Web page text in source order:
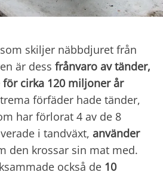
skiljer näbbdjuret från
är dess frånvaro av tänder,
cirka 120 miljoner år
förfäder hade tänder,
har förlorat 4 av de 8
i tandväxt, använder
den krossar sin mat med.
också de 10